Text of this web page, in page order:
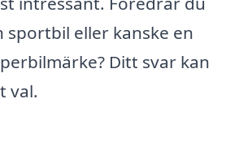
sportbil eller kanske en
Ditt svar kan
val.